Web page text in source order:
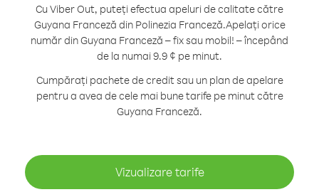
Cu Viber Out, puteți efectua apeluri de calitate către
Guyana Franceză din Polinezia Franceză.Apelați orice
număr din Guyana Franceză – fix sau mobil! – începând
de la numai 9.9 ¢ pe minut.
Cumpărați pachete de credit sau un plan de apelare
pentru a avea de cele mai bune tarife pe minut către
Guyana Franceză.
Vizualizare tarife